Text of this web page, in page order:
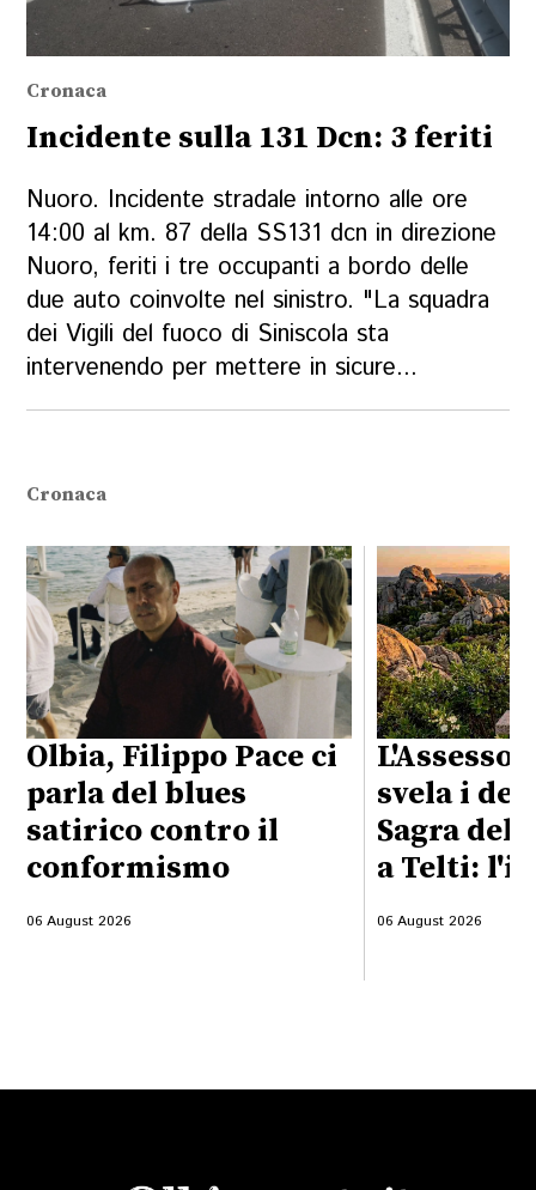
Cronaca
Incidente sulla 131 Dcn: 3 feriti
Nuoro. Incidente stradale intorno alle ore
14:00 al km. 87 della SS131 dcn in direzione
Nuoro, feriti i tre occupanti a bordo delle
due auto coinvolte nel sinistro. "La squadra
dei Vigili del fuoco di Siniscola sta
intervenendo per mettere in sicure...
Cronaca
Olbia, Filippo Pace ci
parla del blues
satirico contro il
conformismo
06 August 2026
svela i
Sagra del
a Telti:
06 August 2026